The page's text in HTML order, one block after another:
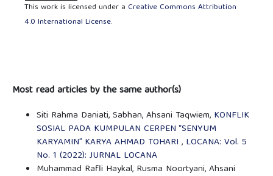
This work is licensed under a Creative Commons Attribution
4.0 International License.
Most read articles by the same author(s)
Siti Rahma Daniati, Sabhan, Ahsani Taqwiem, KONFLIK
SOSIAL PADA KUMPULAN CERPEN “SENYUM
KARYAMIN” KARYA AHMAD TOHARI , LOCANA: Vol. 5
No. 1 (2022): JURNAL LOCANA
Muhammad Rafli Haykal, Rusma Noortyani, Ahsani